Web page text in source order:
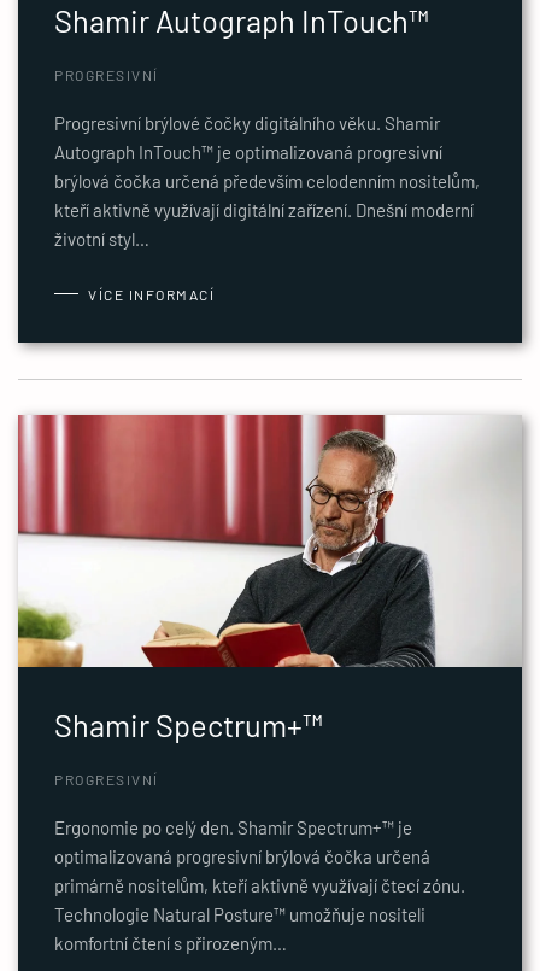
Shamir Autograph InTouch™
PROGRESIVNÍ
Progresivní brýlové čočky digitálního věku. Shamir
Autograph InTouch™ je optimalizovaná progresivní
brýlová čočka určená především celodenním nositelům,
kteří aktivně využívají digitální zařízení. Dnešní moderní
životní styl…
VÍCE INFORMACÍ
Shamir Spectrum+™
PROGRESIVNÍ
Ergonomie po celý den. Shamir Spectrum+™ je
optimalizovaná progresivní brýlová čočka určená
primárně nositelům, kteří aktivně využívají čtecí zónu.
Technologie Natural Posture™ umožňuje nositeli
komfortní čtení s přirozeným…